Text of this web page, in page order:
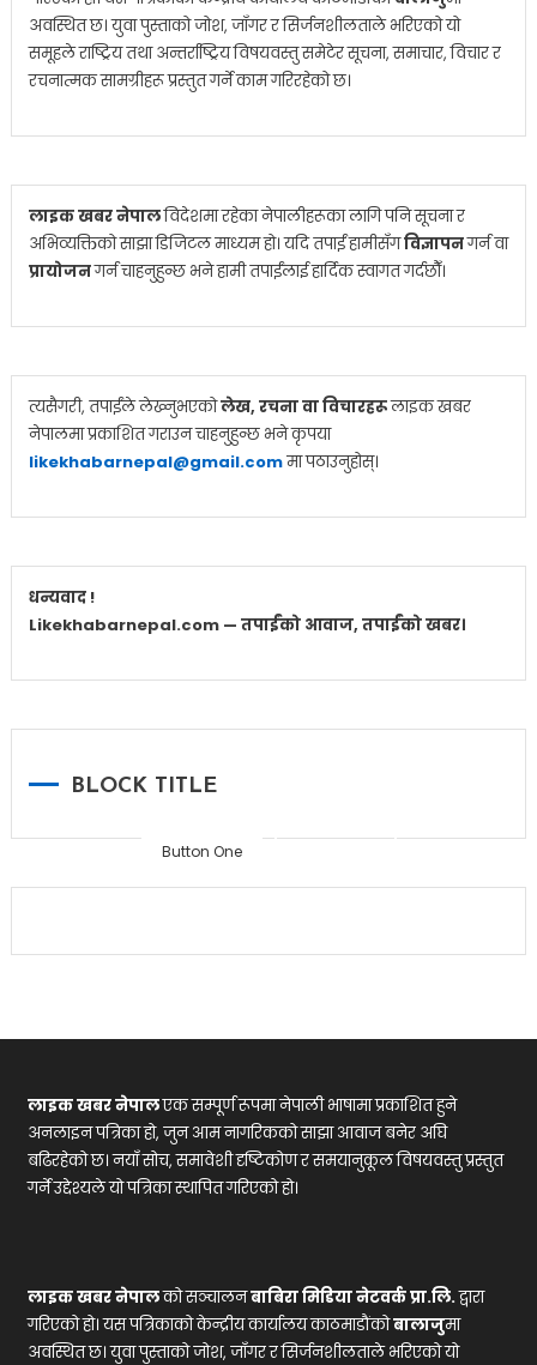
अवस्थित छ। युवा पुस्ताको जोश, जाँगर र सिर्जनशीलताले भरिएको यो
समूहले राष्ट्रिय तथा अन्तर्राष्ट्रिय विषयवस्तु समेटेर सूचना, समाचार, विचार र
रचनात्मक सामग्रीहरू प्रस्तुत गर्ने काम गरिरहेको छ।
लाइक खबर नेपालविदेशमा रहेका नेपालीहरूका लागि पनि सूचना र
अभिव्यक्तिको साझा डिजिटल माध्यम हो। यदि तपाईं हामीसँगविज्ञापनगर्न वा
प्रायोजनगर्न चाहनुहुन्छ भने हामी तपाईंलाई हार्दिक स्वागत गर्दछौँ।
त्यसैगरी, तपाईंले लेख्नुभएकोलेख, रचना वा विचारहरूलाइक खबर
नेपालमा प्रकाशित गराउन चाहनुहुन्छ भने कृपया
likekhabarnepal@gmail.comमा पठाउनुहोस्।
धन्यवाद !
Likekhabarnepal.com — तपाईंको आवाज, तपाईंको खबर।
BLOCK TITLE
Button One
लाइक खबर नेपालएक सम्पूर्ण रूपमा नेपाली भाषामा प्रकाशित हुने
अनलाइन पत्रिका हो, जुन आम नागरिकको साझा आवाज बनेर अघि
बढिरहेको छ। नयाँ सोच, समावेशी दृष्टिकोण र समयानुकूल विषयवस्तु प्रस्तुत
गर्ने उद्देश्यले यो पत्रिका स्थापित गरिएको हो।
लाइक खबर नेपालको सञ्चालनबाबिरा मिडिया नेटवर्क प्रा.लि.द्वारा
गरिएको हो। यस पत्रिकाको केन्द्रीय कार्यालय काठमाडौंकोबालाजुमा
अवस्थित छ। युवा पुस्ताको जोश, जाँगर र सिर्जनशीलताले भरिएको यो